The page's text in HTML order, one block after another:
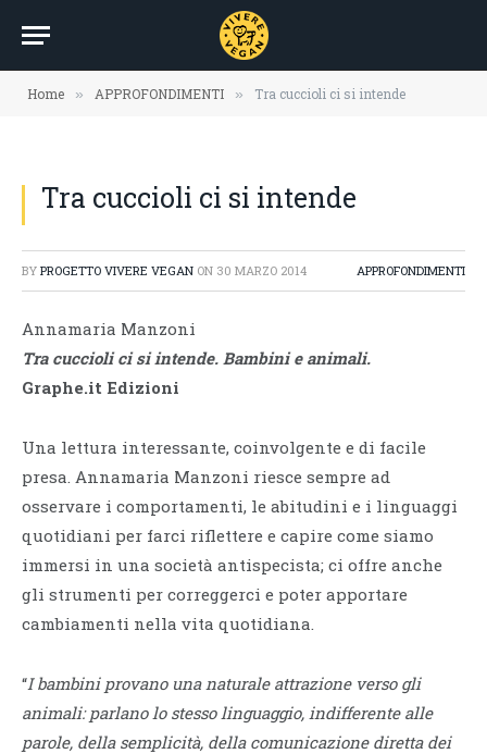
Home » APPROFONDIMENTI » Tra cuccioli ci si intende
Tra cuccioli ci si intende
BY PROGETTO VIVERE VEGAN ON 30 MARZO 2014 APPROFONDIMENTI
Annamaria Manzoni
Tra cuccioli ci si intende. Bambini e animali.
Graphe.it Edizioni
Una lettura interessante, coinvolgente e di facile
presa. Annamaria Manzoni riesce sempre ad
osservare i comportamenti, le abitudini e i linguaggi
quotidiani per farci riflettere e capire come siamo
immersi in una società antispecista; ci offre anche
gli strumenti per correggerci e poter apportare
cambiamenti nella vita quotidiana.
“I bambini provano una naturale attrazione verso gli
animali: parlano lo stesso linguaggio, indifferente alle
parole, della semplicità, della comunicazione diretta dei